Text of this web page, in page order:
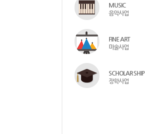
MUSIC
음악사업
FINE ART
미술사업
SCHOLAR SHIP
장학사업